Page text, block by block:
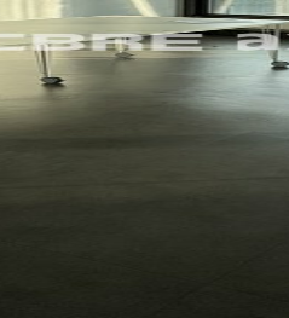
Disponibilité :
Référence :
Les informations sur les risques
Description